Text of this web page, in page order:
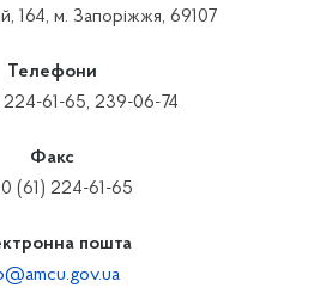
164, м. Запоріжжя, 69107
Телефони
224-61-65, 239-06-74
Факс
(61) 224-61-65
пошта